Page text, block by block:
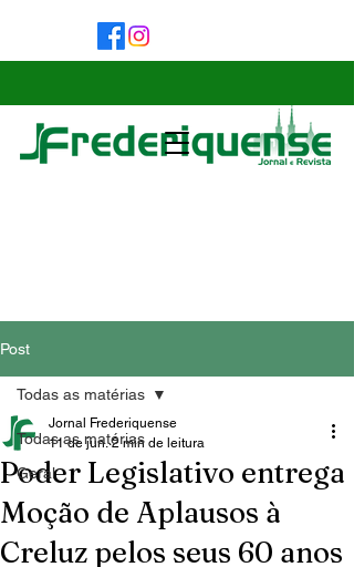
Post
Todas as matérias
Geral
Todas as matérias
Poder Legislativo entrega
Moção de Aplausos à
Creluz pelos seus 60 anos
Jornal Frederiquense
11 de jun. 2 min de leitura